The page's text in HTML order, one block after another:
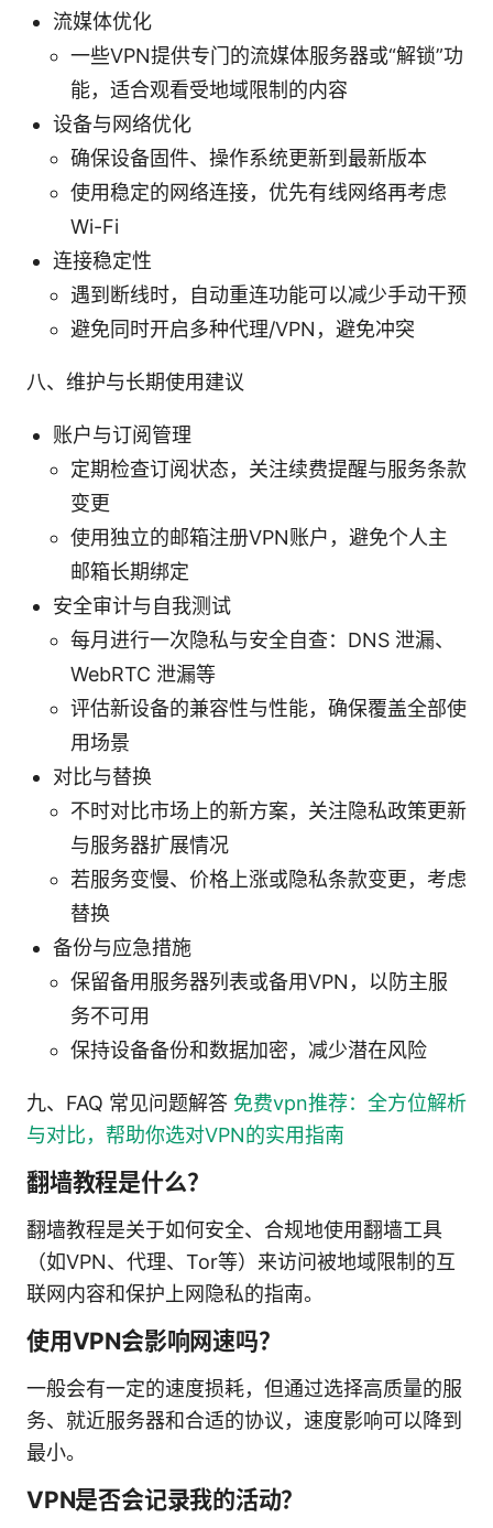
流媒体优化
一些VPN提供专门的流媒体服务器或“解锁”功
能，适合观看受地域限制的内容
设备与网络优化
确保设备固件、操作系统更新到最新版本
使用稳定的网络连接，优先有线网络再考虑
Wi-Fi
连接稳定性
遇到断线时，自动重连功能可以减少手动干预
避免同时开启多种代理/VPN，避免冲突
八、维护与长期使用建议
账户与订阅管理
定期检查订阅状态，关注续费提醒与服务条款
变更
使用独立的邮箱注册VPN账户，避免个人主
邮箱长期绑定
安全审计与自我测试
每月进行一次隐私与安全自查：DNS 泄漏、
WebRTC 泄漏等
评估新设备的兼容性与性能，确保覆盖全部使
用场景
对比与替换
不时对比市场上的新方案，关注隐私政策更新
与服务器扩展情况
若服务变慢、价格上涨或隐私条款变更，考虑
替换
备份与应急措施
保留备用服务器列表或备用VPN，以防主服
务不可用
保持设备备份和数据加密，减少潜在风险
九、FAQ 常见问题解答 免费vpn推荐：全方位解析
与对比，帮助你选对VPN的实用指南
翻墙教程是什么？
翻墙教程是关于如何安全、合规地使用翻墙工具
（如VPN、代理、Tor等）来访问被地域限制的互
联网内容和保护上网隐私的指南。
使用VPN会影响网速吗？
一般会有一定的速度损耗，但通过选择高质量的服
务、就近服务器和合适的协议，速度影响可以降到
最小。
VPN是否会记录我的活动？